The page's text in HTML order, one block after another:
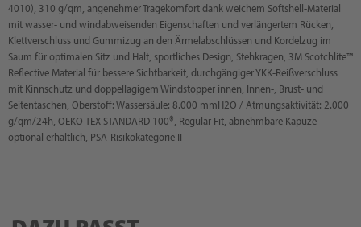
4010), 310 g/qm, angenehmer Tragekomfort dank weichem Softshell-Material
mit wasser- und windabweisenden Eigenschaften und verlängertem Rücken,
Klettverschluss und Gummizug an den Ärmelabschlüssen und Kordelzug im
Saum für optimalen Sitz und Halt, sportliches Design, Stehkragen, 3M Scotchlite™
Reflective Material für bessere Sichtbarkeit, durchgängiger YKK-Reißverschluss
mit Kinnschutz und doppellagigem Windstopper innen, Innen-, Brust- und
Seitentaschen, Oberstoff: Wassersäule: 8.000 mmH2O / Atmungsaktivität: 2.000
g/qm/24h, OEKO-TEX STANDARD 100®, Regular Fit, abnehmbare Kapuze
optional erhältlich, PSA-Risikokategorie II